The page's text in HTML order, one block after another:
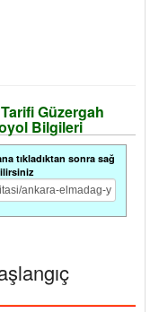
Güzergah
Bilgileri
tıkladıktan sonra sağ